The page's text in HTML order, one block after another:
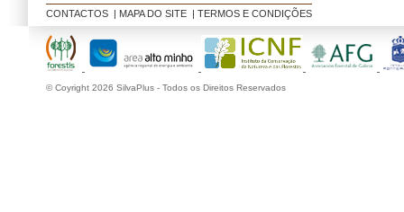
CONTACTOS | MAPA DO SITE | TERMOS E CONDIÇÕES
© Coyright 2026 SilvaPlus - Todos os Direitos Reservados